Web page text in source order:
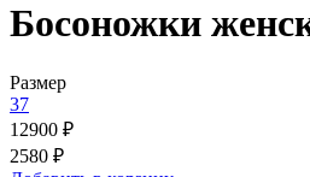
Босоножки
Размер
37
12900 ₽
2580 ₽